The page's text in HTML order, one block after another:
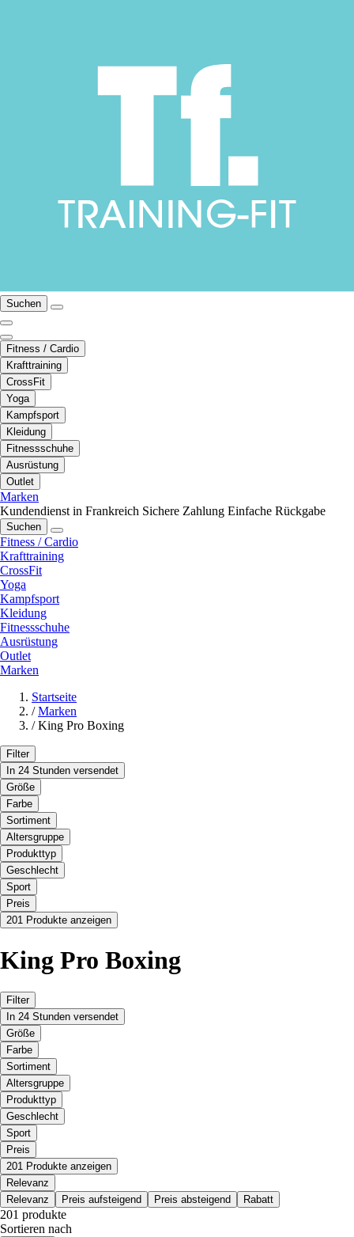
Suchen
Fitness / Cardio
Krafttraining
CrossFit
Yoga
Kampfsport
Kleidung
Fitnessschuhe
Ausrüstung
Outlet
Marken
Kundendienst in Frankreich Sichere Zahlung Einfache Rückgabe
Suchen
Fitness / Cardio
Krafttraining
CrossFit
Yoga
Kampfsport
Kleidung
Fitnessschuhe
Ausrüstung
Outlet
Marken
Startseite
/ Marken
/ King Pro Boxing
Filter
In 24 Stunden versendet
Größe
Farbe
Sortiment
Altersgruppe
Produkttyp
Geschlecht
Sport
Preis
201 Produkte anzeigen
King Pro Boxing
Filter
In 24 Stunden versendet
Größe
Farbe
Sortiment
Altersgruppe
Produkttyp
Geschlecht
Sport
Preis
201 Produkte anzeigen
Relevanz
Relevanz
Preis aufsteigend Preis absteigend Rabatt
201 produkte
Sortieren nach